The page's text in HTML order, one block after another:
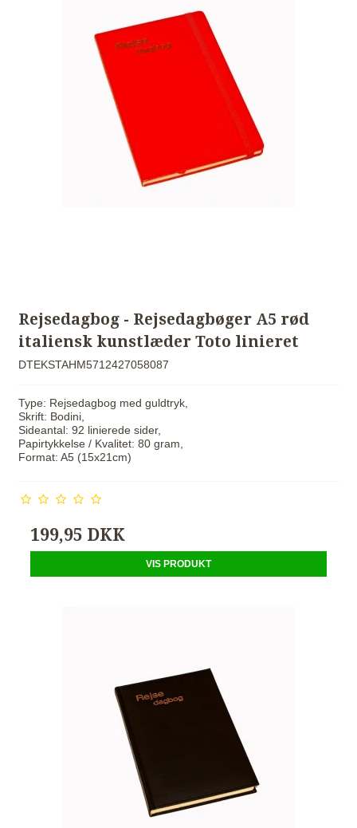
Rejsedagbog - Rejsedagbøger A5 rød
italiensk kunstlæder Toto linieret
DTEKSTAHM5712427058087
Type: Rejsedagbog med guldtryk,
Skrift: Bodini,
Sideantal: 92 linierede sider,
Papirtykkelse / Kvalitet: 80 gram,
Format: A5 (15x21cm)
199,95 DKK
VIS PRODUKT